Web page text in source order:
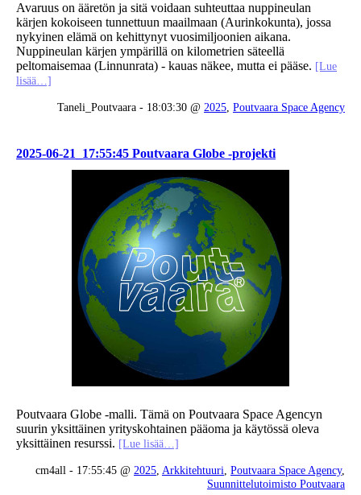
Avaruus on ääretön ja sitä voidaan suhteuttaa nuppineulan
kärjen kokoiseen tunnettuun maailmaan (Aurinkokunta), jossa
nykyinen elämä on kehittynyt vuosimiljoonien aikana.
Nuppineulan kärjen ympärillä on kilometrien säteellä
peltomaisemaa (Linnunrata) - kauas näkee, mutta ei pääse. [Lue
lisää…]
Taneli_Poutvaara - 18:03:30 @ 2025, Poutvaara Space Agency
2025-06-21_17:55:45 Poutvaara Globe -projekti
Poutvaara Globe -malli. Tämä on Poutvaara Space Agencyn
suurin yksittäinen yrityskohtainen pääoma ja käytössä oleva
yksittäinen resurssi. [Lue lisää…]
cm4all - 17:55:45 @ 2025, Arkkitehtuuri, Poutvaara Space Agency,
Suunnittelutoimisto Poutvaara